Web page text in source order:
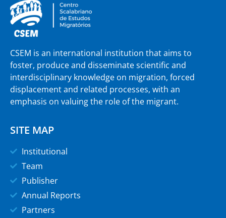
CSEM is an international institution that aims to
foster, produce and disseminate scientific and
interdisciplinary knowledge on migration, forced
displacement and related processes, with an
emphasis on valuing the role of the migrant.
SITE MAP
Institutional
Team
Publisher
Annual Reports
Partners